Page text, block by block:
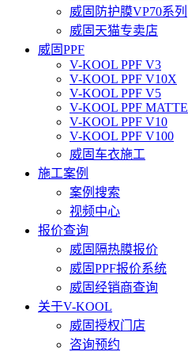
威固防护膜VP70系列
威固天猫专卖店
威固PPF
V-KOOL PPF V3
V-KOOL PPF V10X
V-KOOL PPF V5
V-KOOL PPF MATTE
V-KOOL PPF V10
V-KOOL PPF V100
威固车衣施工
施工案例
案例搜索
视频中心
报价查询
威固隔热膜报价
威固PPF报价系统
威固经销商查询
关于V-KOOL
威固授权门店
咨询预约